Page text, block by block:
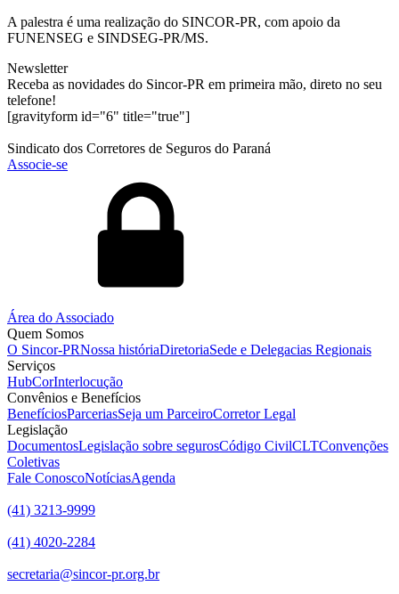
A palestra é uma realização do SINCOR-PR, com apoio da
FUNENSEG e SINDSEG-PR/MS.
Newsletter
Receba as novidades do Sincor-PR em primeira mão, direto no seu
telefone!
[gravityform id="6" title="true"]
Sindicato dos Corretores de Seguros do Paraná
Associe-se
Área do Associado
Quem Somos
O Sincor-PRNossa históriaDiretoriaSede e Delegacias Regionais
Serviços
HubCorInterlocução
Convênios e Benefícios
BenefíciosParceriasSeja um ParceiroCorretor Legal
Legislação
DocumentosLegislação sobre segurosCódigo CivilCLTConvenções
Coletivas
Fale ConoscoNotíciasAgenda
(41) 3213-9999
(41) 4020-2284
secretaria@sincor-pr.org.br